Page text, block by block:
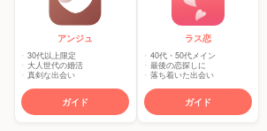
アンジュ
30代以上限定
大人世代の婚活
真剣な出会い
ガイド
ラス恋
40代・50代メイン
最後の恋探しに
落ち着いた出会い
ガイド